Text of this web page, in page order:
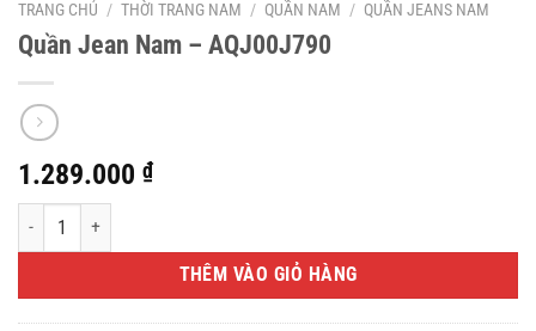
TRANG CHỦ / THỜI TRANG NAM / QUẦN NAM / QUẦN JEANS NAM
Quần Jean Nam – AQJ00J790
1.289.000 ₫
Quần Jean Nam - AQJ00J790 số lượng
THÊM VÀO GIỎ HÀNG